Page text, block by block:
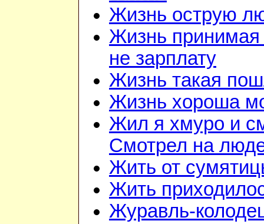
Жизнь острую
Жизнь
не зарплату
Жизнь такая
Жизнь хороша
Жил я хмуро и
Смотрел на
Жить от
Жить
Журавль-